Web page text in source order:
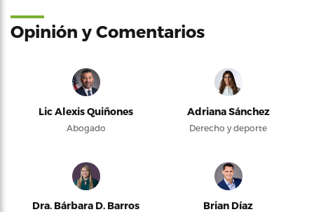
Opinión y Comentarios
Lic Alexis Quiñones
Abogado
Adriana Sánchez
Derecho y deporte
Dra. Bárbara D. Barros Brian Díaz